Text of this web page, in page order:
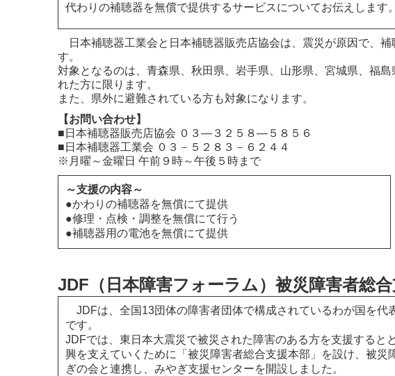
代わりの補聴器を無償で提供するサービスについてお伝えします。
日本補聴器工業会と日本補聴器販売店協会は、震災が原因で、
す。
対象となるのは、青森県、秋田県、岩手県、山形県、宮城県、福
れた方に限ります。
また、県外に避難されている方も対象になります。
【お問い合わせ】
■日本補聴器販売店協会 ０３―３２５８―５８５６
■日本補聴器工業会 ０３－５２８３－６２４４
※月曜～金曜日 午前９時～午後５時まで
～支援の内容～
●かわりの補聴器を無償にて提供
●修理・点検・調整を無償にて行う
●補聴器用の電池を無償にて提供
JDF（日本障害フォーラム）被災障害者総
JDFは、全国13団体の障害者団体で構成されているわが国を代
です。
JDFでは、東日本大震災で被災された障害のある方を支援すると
興を支えていくために「被災障害者総合支援本部」を設け、被災
ぎの会と連携し、みやぎ支援センターを開設しました。